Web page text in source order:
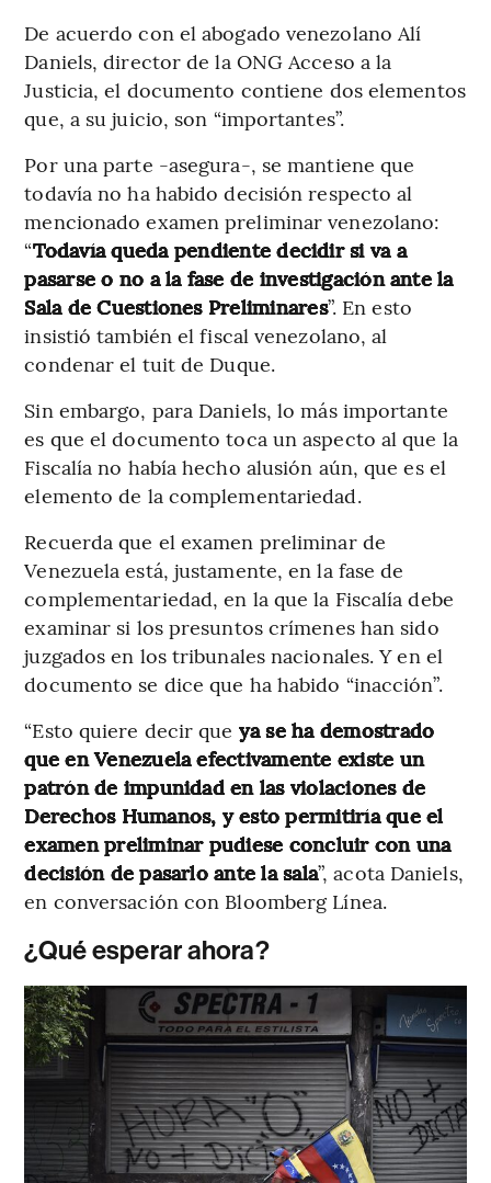
De acuerdo con el abogado venezolano Alí
Daniels, director de la ONG Acceso a la
Justicia, el documento contiene dos elementos
que, a su juicio, son “importantes”.
Por una parte -asegura-, se mantiene que
todavía no ha habido decisión respecto al
mencionado examen preliminar venezolano:
“Todavía queda pendiente decidir si va a
pasarse o no a la fase de investigación ante la
Sala de Cuestiones Preliminares”. En esto
insistió también el fiscal venezolano, al
condenar el tuit de Duque.
Sin embargo, para Daniels, lo más importante
es que el documento toca un aspecto al que la
Fiscalía no había hecho alusión aún, que es el
elemento de la complementariedad.
Recuerda que el examen preliminar de
Venezuela está, justamente, en la fase de
complementariedad, en la que la Fiscalía debe
examinar si los presuntos crímenes han sido
juzgados en los tribunales nacionales. Y en el
documento se dice que ha habido “inacción”.
“Esto quiere decir que ya se ha demostrado
que en Venezuela efectivamente existe un
patrón de impunidad en las violaciones de
Derechos Humanos, y esto permitiría que el
examen preliminar pudiese concluir con una
decisión de pasarlo ante la sala”, acota Daniels,
en conversación con Bloomberg Línea.
¿Qué esperar ahora?